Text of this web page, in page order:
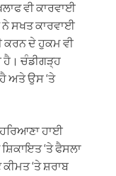
ਵੀ ਕਾਰਵਾਈ
ਨੇ ਸਖਤ ਕਾਰਵਾਈ
ਕਰਨ ਦੇ ਹੁਕਮ ਵੀ
ਹੈ। ਚੰਡੀਗੜ੍ਹ
ਅਤੇ ਉਸ ‘ਤੇ
ਹਾਈ
‘ਤੇ ਫੈਸਲਾ
‘ਤੇ ਸ਼ਰਾਬ